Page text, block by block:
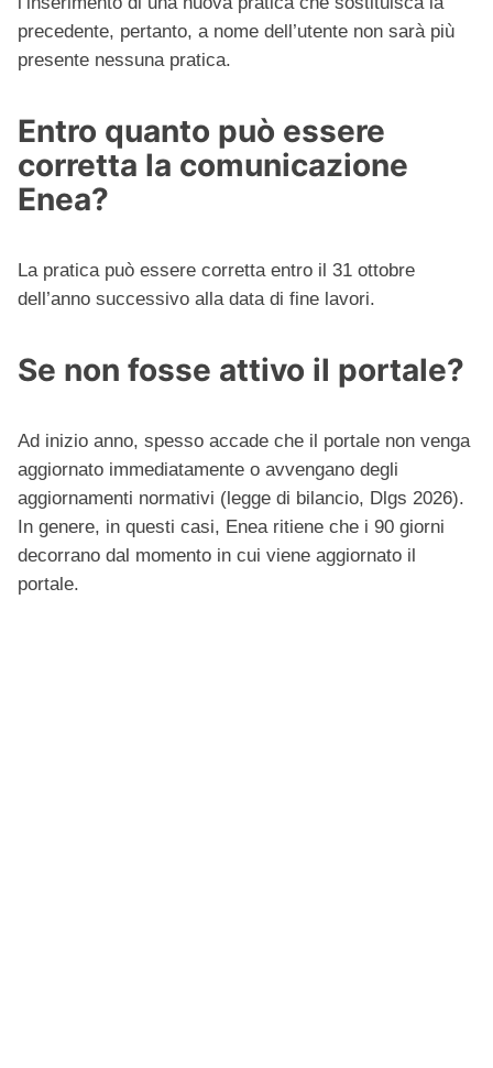
precedente, pertanto, a nome dell’utente non sarà più
presente nessuna pratica.
Entro quanto può essere
corretta la comunicazione
Enea?
La pratica può essere corretta entro il 31 ottobre
dell’anno successivo alla data di fine lavori.
Se non fosse attivo il portale?
Ad inizio anno, spesso accade che il portale non venga
aggiornato immediatamente o avvengano degli
aggiornamenti normativi (legge di bilancio, Dlgs 2026).
In genere, in questi casi, Enea ritiene che i 90 giorni
decorrano dal momento in cui viene aggiornato il
portale.